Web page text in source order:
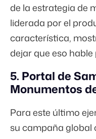
de la estrategia de
liderada por el
característica,
dejar que eso
5. Portal de
Monumentos
Para este último
su campaña global